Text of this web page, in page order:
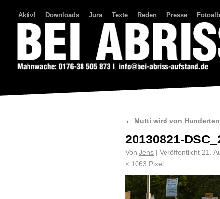
Aktiv! Downloads Jura Texte Reden Presse
← Mutti wird von
20130821-
Von Jens Veröffentlicht 21.
× 1063 Pixel